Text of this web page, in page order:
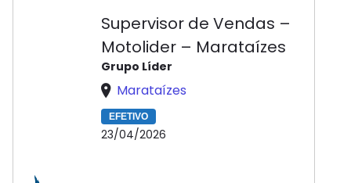
Supervisor de Vendas –
Motolider – Marataízes
Grupo Líder
Marataízes
EFETIVO
23/04/2026